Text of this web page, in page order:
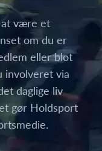
at være et
om du er
eller blot
involveret via
daglige liv
gør Holdsport